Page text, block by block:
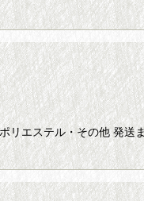
エステル・その他 発送